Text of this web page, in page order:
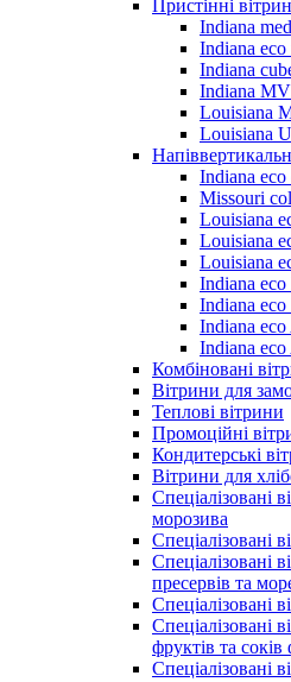
Пристінні
Indiana
Indiana
Indiana
Indiana
Louisiana
Louisiana
Indiana
Missouri
Louisiana
Louisiana
Louisiana
Indiana
Indiana
Indiana
Indiana
Комбіновані
Вітрини для
Теплові вітрини
Промоційні
Кондитерські
Вітрини для
Спеціалізовані
морозива
Спеціалізовані
Спеціалізовані
пресервів та
Спеціалізовані
Спеціалізовані
фруктів та
Спеціалізовані